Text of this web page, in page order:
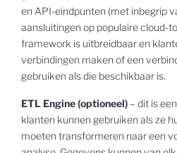
en API-eindpunten (met inbegrip
aansluitingen op populaire cloud-
framework is uitbreidbaar en
verbindingen maken of een
gebruiken als die beschikbaar is.
ETL Engine (optioneel) – dit is
klanten kunnen gebruiken als ze
moeten transformeren naar een